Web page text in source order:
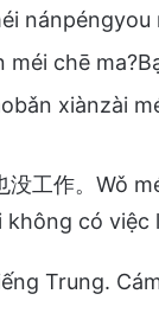
méi chē
xiànzài
没工作。Wǒ
không có
Trung.